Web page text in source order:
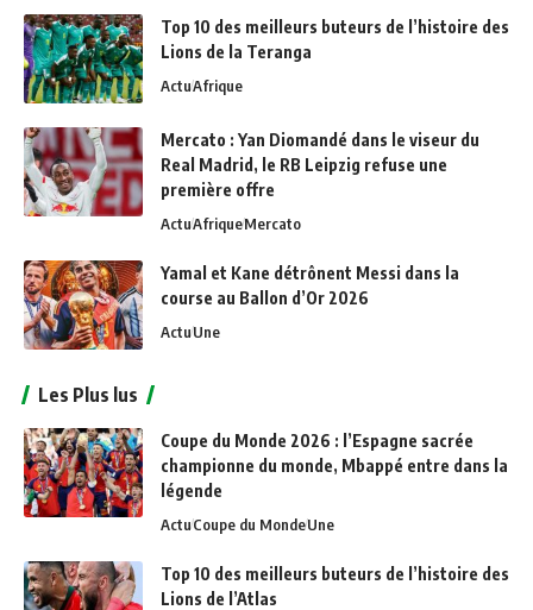
Top 10 des meilleurs buteurs de l’histoire des
Lions de la Teranga
ActuAfrique
Mercato : Yan Diomandé dans le viseur du
Real Madrid, le RB Leipzig refuse une
première offre
ActuAfriqueMercato
Yamal et Kane détrônent Messi dans la
course au Ballon d’Or 2026
ActuUne
Les Plus lus
Coupe du Monde 2026 : l’Espagne sacrée
championne du monde, Mbappé entre dans la
légende
ActuCoupe du MondeUne
Top 10 des meilleurs buteurs de l’histoire des
Lions de l’Atlas